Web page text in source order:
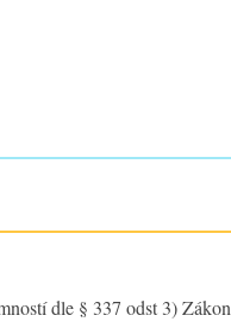
dle § 337 odst 3)